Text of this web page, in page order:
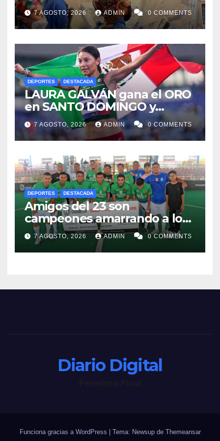
ISSSTE retiran tumor renal a
paciente de 72 años
7 AGOSTO, 2026 ADMIN 0 COMMENTS
DEPORTES DESTACADA
LAURA GALVÁN gana el ORO
en SANTO DOMINGO y
dedica Medalla a sus padres
fallecidos
7 AGOSTO, 2026 ADMIN 0 COMMENTS
DEPORTES DESTACADA
Amigos del 23 son
campeones amarrando a los
“Perros Bravos”
7 AGOSTO, 2026 ADMIN 0 COMMENTS
Diario Digital
Funciona gracias a WordPress | Tema: Newsup de Themeansar